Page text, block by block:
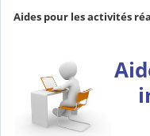
Aides pour les activités